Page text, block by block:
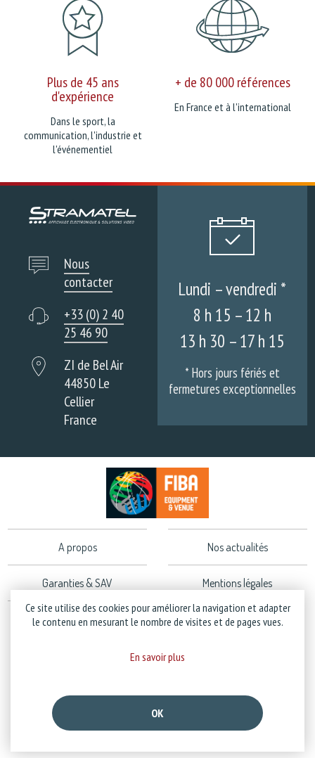
Plus de 45 ans
d'expérience
Dans le sport, la
communication, l'industrie et
l'événementiel
+ de 80 000 références
En France et à l'international
Nous
contacter
+33 (0) 2 40
25 46 90
ZI de Bel Air
44850 Le
Cellier
France
Lundi – vendredi *
8 h 15 – 12 h
13 h 30 – 17 h 15
* Hors jours fériés et
fermetures exceptionnelles
A propos Nos actualités
Garanties & SAV Mentions légales
Politique de confidentialité
Ce site utilise des cookies pour améliorer la navigation et adapter
le contenu en mesurant le nombre de visites et de pages vues.
En savoir plus
OK